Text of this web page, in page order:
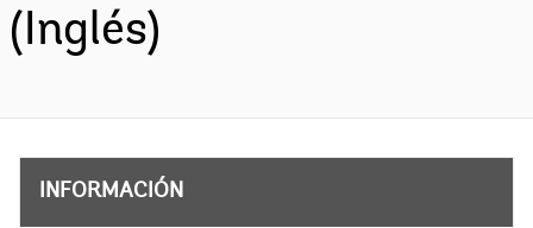
(Inglés)
INFORMACIÓN